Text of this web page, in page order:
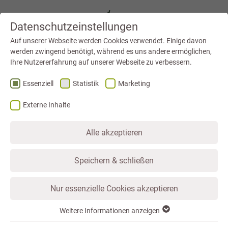
LEIPZIG NEUSEENLAND
BLOG
Datenschutzeinstellungen
Auf unserer Webseite werden Cookies verwendet. Einige davon
werden zwingend benötigt, während es uns andere ermöglichen,
Ihre Nutzererfahrung auf unserer Webseite zu verbessern.
Essenziell Statistik Marketing
Externe Inhalte
Alle akzeptieren
Speichern & schließen
Nur essenzielle Cookies akzeptieren
Weitere Informationen anzeigen